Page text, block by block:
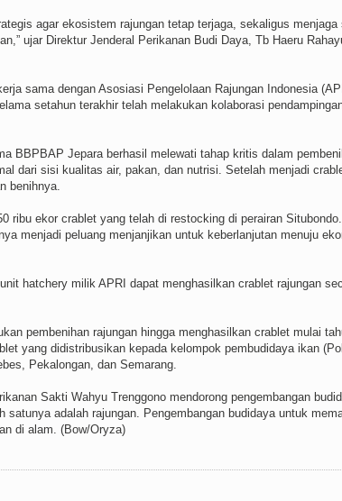
agar ekosistem rajungan tetap terjaga, sekaligus
ujar Direktur Jenderal Perikanan Budi Daya, Tb Haeru
sama dengan Asosiasi Pengelolaan Rajungan Indonesia
setahun terakhir telah melakukan kolaborasi
BBPBAP Jepara berhasil melewati tahap kritis dalam
dari sisi kualitas air, pakan, dan nutrisi. Setelah menjadi
benihnya.
ribu ekor crablet yang telah di restocking di perairan
menjadi peluang menjanjikan untuk keberlanjutan menuju
hatchery milik APRI dapat menghasilkan crablet rajungan
pembenihan rajungan hingga menghasilkan crablet mulai
yang didistribusikan kepada kelompok pembudidaya ikan
Pekalongan, dan Semarang.
Sakti Wahyu Trenggono mendorong pengembangan
satunya adalah rajungan. Pengembangan budidaya untuk
di alam. (Bow/Oryza)